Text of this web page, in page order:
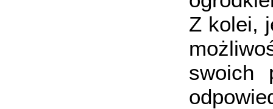
Z kolei,
swoich